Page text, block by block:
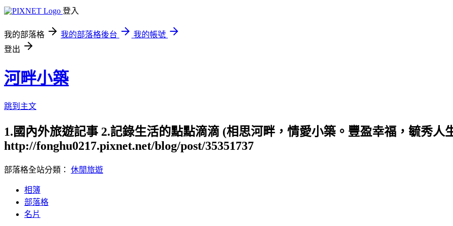
登入
我的部落格 我的部落格後台
我的帳號
登出
河畔小築
跳到主文
1.國內外旅遊記事 2.記錄生活的點點滴滴 (相思河畔，情愛小築。豐盈幸福，毓秀人
http://fonghu0217.pixnet.net/blog/post/35351737
部落格全站分類： 休閒旅遊
相簿
部落格
名片